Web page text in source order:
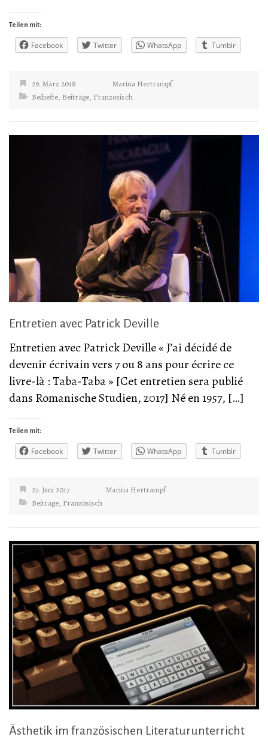
Teilen mit:
Facebook Twitter WhatsApp Tumblr
29. März 2018
Marina Hertrampf
Beihefte, Beiträge, Französisch
Entretien avec Patrick Deville
Entretien avec Patrick Deville « J’ai décidé de
devenir écrivain vers 7 ou 8 ans pour écrire ce
livre-là : Taba-Taba » [Cet entretien sera publié
dans Romanische Studien, 2017] Né en 1957, […]
Teilen mit:
Facebook Twitter WhatsApp Tumblr
27. Juni 2017
Marina Hertrampf
Beiträge, Französisch
Ästhetik im französischen Literaturunterricht